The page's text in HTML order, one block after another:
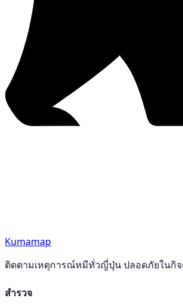
Kumamap
ติดตามเหตุการณ์หมีทั่วญี่ปุ่น ปลอดภัยในกิจ
สำรวจ